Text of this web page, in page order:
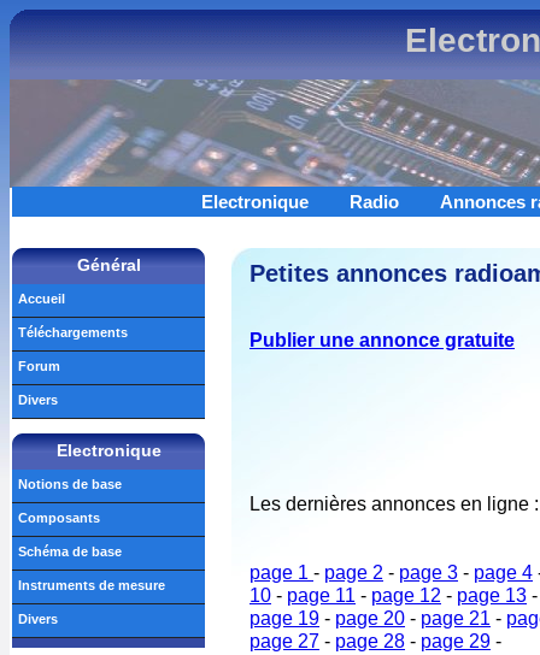
Electronique Radio Annonces
Petites annonces
Publier une annonce gratuite
Les dernières annonces en ligne :
page 1 - page 2 - page 3 - page 4
10 - page 11 - page 12 - page 13
page 19 - page 20 - page 21 -
page 27 - page 28 - page 29 -
Général
Accueil
Téléchargements
Forum
Divers
Electronique
Notions de base
Composants
Schéma de base
Instruments de mesure
Divers